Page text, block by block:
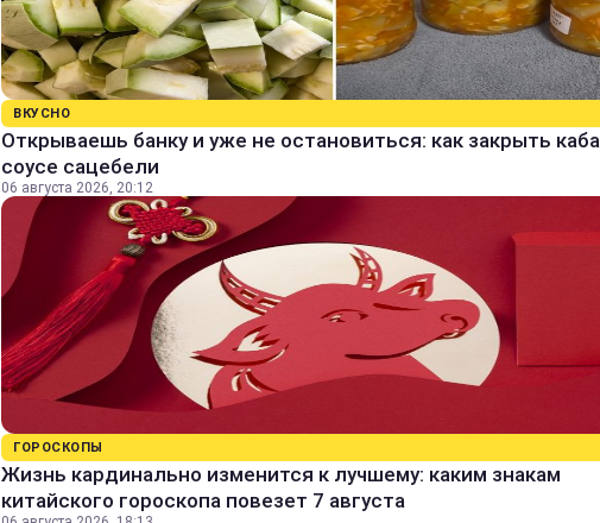
ВКУСНО
Открываешь банку и уже не остановиться: как закрыть
соусе сацебели
06 августа 2026, 20:12
ГОРОСКОПЫ
Жизнь кардинально изменится к лучшему: каким знакам
китайского гороскопа повезет 7 августа